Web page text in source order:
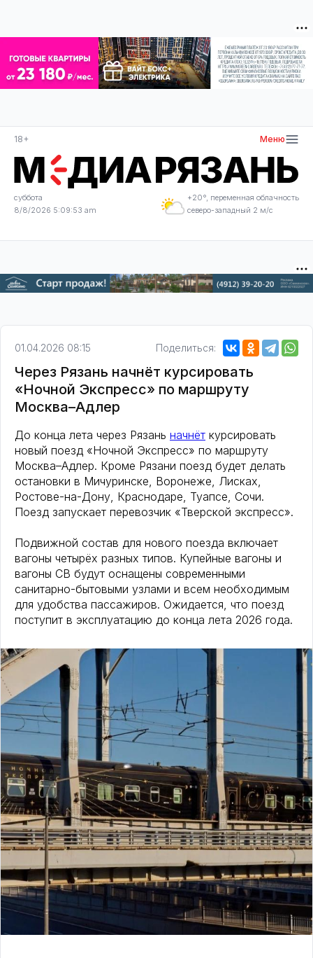
18+ Меню
суббота
8/8/2026 5:09:53 am
+20°, переменная облачность
северо-западный 2 м/с
01.04.2026 08:15 Поделиться:
Через Рязань начнёт курсировать
«Ночной Экспресс» по маршруту
Москва–Адлер
До конца лета через Рязань начнёт курсировать
новый поезд «Ночной Экспресс» по маршруту
Москва–Адлер. Кроме Рязани поезд будет делать
остановки в Мичуринске, Воронеже, Лисках,
Ростове-на-Дону, Краснодаре, Туапсе, Сочи.
Поезд запускает перевозчик «Тверской экспресс».
Подвижной состав для нового поезда включает
вагоны четырёх разных типов. Купейные вагоны и
вагоны СВ будут оснащены современными
санитарно-бытовыми узлами и всем необходимым
для удобства пассажиров. Ожидается, что поезд
поступит в эксплуатацию до конца лета 2026 года.